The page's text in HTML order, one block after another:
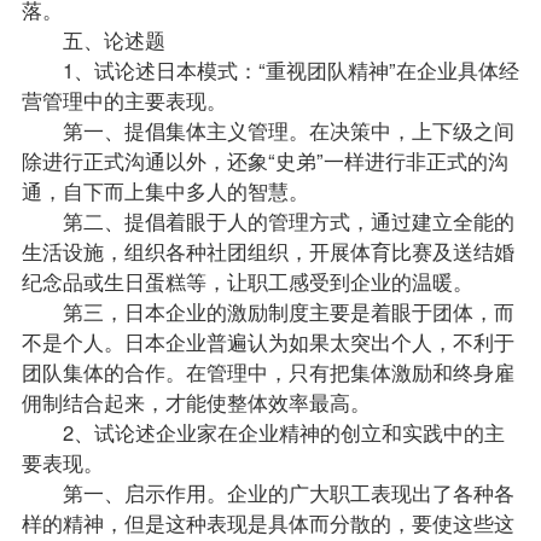
落。
五、论述题
1、试论述日本模式：“重视团队精神”在企业具体经
营管理中的主要表现。
第一、提倡集体主义管理。在决策中，上下级之间
除进行正式沟通以外，还象“史弟”一样进行非正式的沟
通，自下而上集中多人的智慧。
第二、提倡着眼于人的管理方式，通过建立全能的
生活设施，组织各种社团组织，开展体育比赛及送结婚
纪念品或生日蛋糕等，让职工感受到企业的温暖。
第三，日本企业的激励制度主要是着眼于团体，而
不是个人。日本企业普遍认为如果太突出个人，不利于
团队集体的合作。在管理中，只有把集体激励和终身雇
佣制结合起来，才能使整体效率最高。
2、试论述企业家在企业精神的创立和实践中的主
要表现。
第一、启示作用。企业的广大职工表现出了各种各
样的精神，但是这种表现是具体而分散的，要使这些这